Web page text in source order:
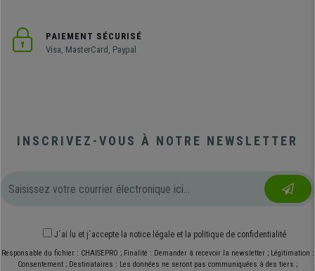
PAIEMENT SÉCURISÉ
Visa, MasterCard, Paypal
INSCRIVEZ-VOUS À NOTRE NEWSLETTER
J´ai lu et j´accepte la notice légale et la politique de confidentialité
Responsable du fichier : CHAISEPRO ; Finalité : Demander à recevoir la newsletter ; Légitimation :
Consentement ; Destinataires : Les données ne seront pas communiquées à des tiers ;